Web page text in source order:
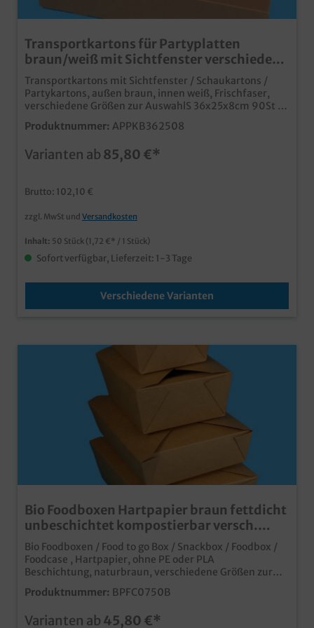
Transportkartons für Partyplatten
braun/weiß mit Sichtfenster verschiedene
Größen
Transportkartons mit Sichtfenster / Schaukartons /
Partykartons, außen braun, innen weiß, Frischfaser,
verschiedene Größen zur AuswahlS 36x25x8cm 90St /
M 46x31x8cm 50St / L 55x37,5x8cm 50Stpraktische
Transportkartons mit Sichtfenster in verschiedenen
Llebensmittelecht, somit auch für den direkten
Lookauch individuell bedruckbar
Produktnummer: APPKB362508
Varianten ab 85,80 €*
Brutto: 102,10 €
zzgl. MwSt und Versandkosten
Inhalt: 50 Stück (1,72 €* / 1 Stück)
Sofort verfügbar, Lieferzeit: 1-3 Tage
Verschiedene Varianten
Bio Foodboxen Hartpapier braun fettdicht
unbeschichtet kompostierbar versch.
Größen
Bio Foodboxen / Food to go Box / Snackbox / Foodbox /
Foodcase , Hartpapier, ohne PE oder PLA
Beschichtung, naturbraun, verschiedene Größen zur
Auswahl: 750ml 113x90x64mm 600St. / 1300ml
149x116x64mm 300St. / 1500ml 197x140x48mm
Snackbox / Lunchbox aus Bio Hartpapier mit stylischem
Produktnummer: BPFC0750B
Varianten ab 45,80 €*